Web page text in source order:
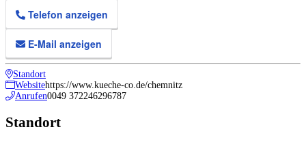
Telefon anzeigen
E-Mail anzeigen
Standort
Websitehttps://www.kueche-co.de/chemnitz
Anrufen0049 372246296787
Standort